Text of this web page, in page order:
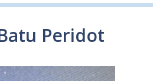
Peridot